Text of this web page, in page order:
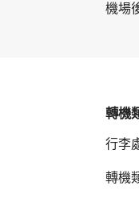
機場
轉機
行李
轉機